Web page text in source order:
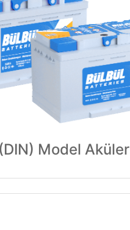
Model Aküler